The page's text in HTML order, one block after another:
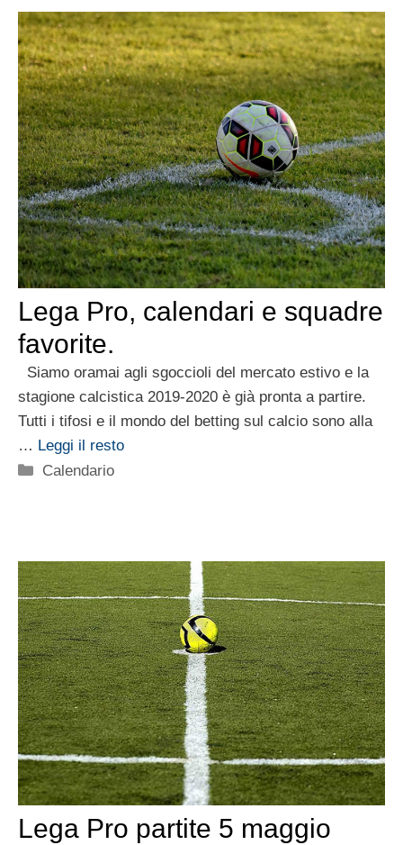
Lega Pro, calendari e squadre
favorite.
Siamo oramai agli sgoccioli del mercato estivo e la
stagione calcistica 2019-2020 è già pronta a partire.
Tutti i tifosi e il mondo del betting sul calcio sono alla
… Leggi il resto
Categorie
Calendario
Lega Pro partite 5 maggio